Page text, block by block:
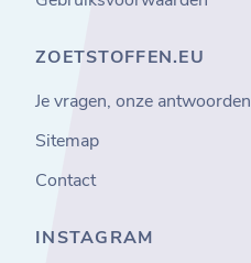
ZOETSTOFFEN.EU
Je vragen, onze antwoorden
Sitemap
Contact
INSTAGRAM